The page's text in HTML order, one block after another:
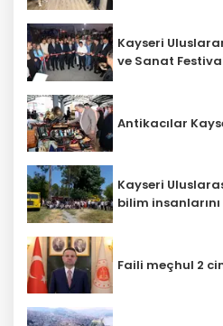
Kayseri
ve Sanat
Antikacılar
Kayseri
bilim
Faili meçhul 2